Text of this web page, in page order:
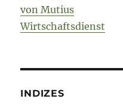
von Mutius
Wirtschaftsdienst
INDIZES